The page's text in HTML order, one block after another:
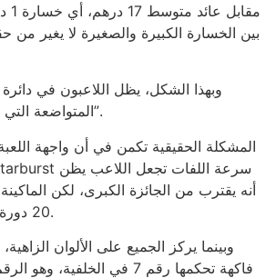
بين الخسارة الكبيرة والصغيرة لا يغير من
وبهذا الشكل، يظل اللاعبون في دائرة
المتواضعة التي تبدو “قريبة من الفوز”.
المشكلة الحقيقية تكمن في أن واجهة
أنه يقترب من الجائزة الكبرى، لكن
20 دورة لتقليل فرص الفائزة.
وبينما يركز الجميع على الألوان
فاكهة تحكمها رقم 7 في